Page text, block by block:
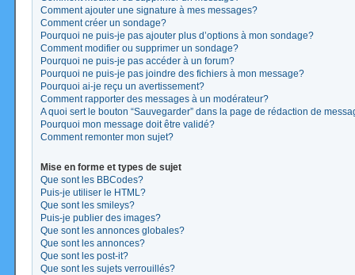
Comment ajouter une signature à mes messages?
Comment créer un sondage?
Pourquoi ne puis-je pas ajouter plus d’options à mon sondage?
Comment modifier ou supprimer un sondage?
Pourquoi ne puis-je pas accéder à un forum?
Pourquoi ne puis-je pas joindre des fichiers à mon message?
Pourquoi ai-je reçu un avertissement?
Comment rapporter des messages à un modérateur?
A quoi sert le bouton “Sauvegarder” dans la page de rédaction de
Pourquoi mon message doit être validé?
Comment remonter mon sujet?
Mise en forme et types de sujet
Que sont les BBCodes?
Puis-je utiliser le HTML?
Que sont les smileys?
Puis-je publier des images?
Que sont les annonces globales?
Que sont les annonces?
Que sont les post-it?
Que sont les sujets verrouillés?